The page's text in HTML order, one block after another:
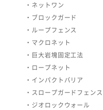
・ネットワン
・ブロックガード
・ループフェンス
・マクロネット
・巨大岩塊固定工法
・ロープネット
・インパクトバリア
・スロープガードフェンス
・ジオロックウォール